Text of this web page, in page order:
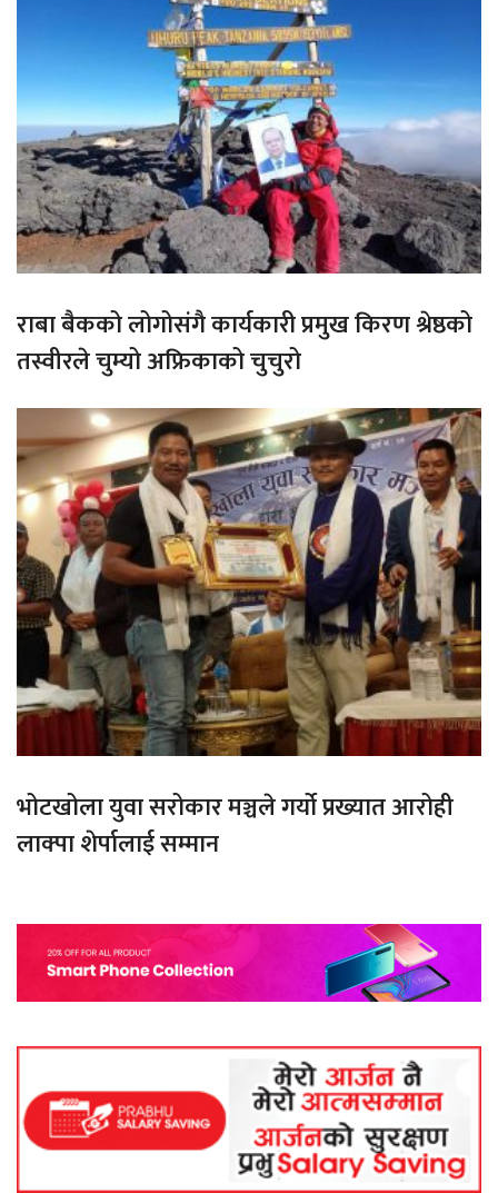
राबा बैकको लोगोसंगै कार्यकारी प्रमुख किरण श्रेष्ठको
तस्वीरले चुम्यो अफ्रिकाको चुचुरो
भोटखोला युवा सरोकार मञ्चले गर्यो प्रख्यात आरोही
लाक्पा शेर्पालाई सम्मान